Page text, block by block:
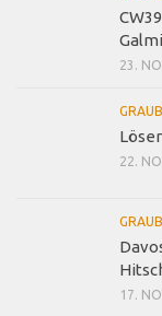
23.
22.
17.